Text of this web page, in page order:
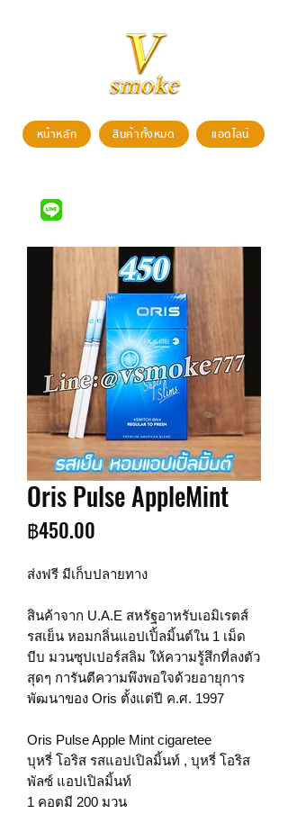
หน้าหลัก แอดไลน์
สินค้าทั้งหมด
Oris Pulse AppleMint
฿450.00
ส่งฟรี มีเก็บปลายทาง
สินค้าจาก U.A.E สหรัฐอาหรับเอมิเรตส์
รสเย็น หอมกลิ่นแอปเปิ้ลมิ้นต์ใน 1 เม็ด
บีบ มวนซุปเปอร์สลิม ให้ความรู้สึกที่ลงตัว
สุดๆ การันตีความพึงพอใจด้วยอายุการ
พัฒนาของ Oris ตั้งแต่ปี ค.ศ. 1997
Oris Pulse Apple Mint cigaretee
บุหรี่ โอริส รสแอปเปิลมิ้นท์ , บุหรี่ โอริส
พัลซ์ แอปเปิลมิ้นท์
1 คอตมี 200 มวน